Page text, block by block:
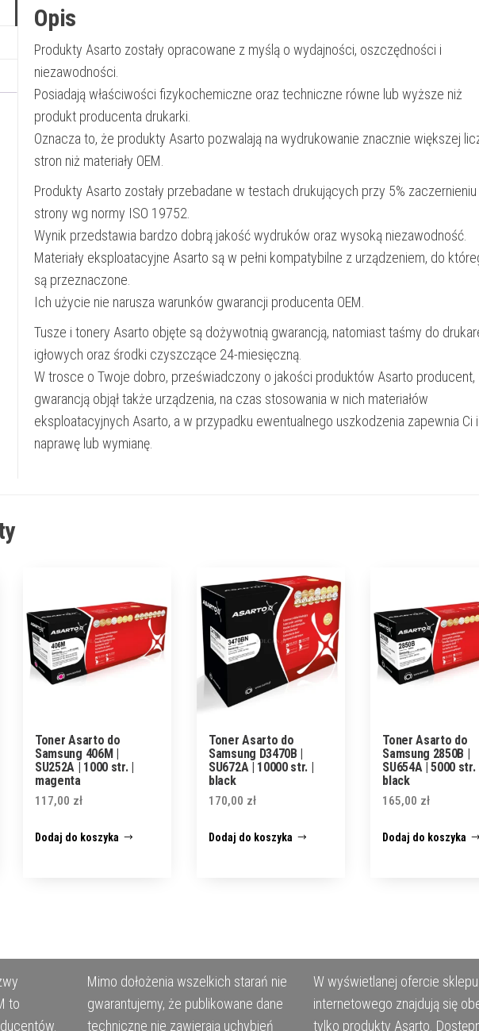
|
Opis
Produkty Asarto zostały opracowane z myślą o wydajności, oszczędności i
niezawodności.
Posiadają właściwości fizykochemiczne oraz techniczne równe lub wyższe niż
produkt producenta drukarki.
Oznacza to, że produkty Asarto pozwalają na wydrukowanie znacznie większej
stron niż materiały OEM.
Produkty Asarto zostały przebadane w testach drukujących przy 5% zaczernieniu
strony wg normy ISO 19752.
Wynik przedstawia bardzo dobrą jakość wydruków oraz wysoką niezawodność.
Materiały eksploatacyjne Asarto są w pełni kompatybilne z urządzeniem, do
są przeznaczone.
Ich użycie nie narusza warunków gwarancji producenta OEM.
Tusze i tonery Asarto objęte są dożywotnią gwarancją, natomiast taśmy do
igłowych oraz środki czyszczące 24-miesięczną.
W trosce o Twoje dobro, przeświadczony o jakości produktów Asarto producent,
gwarancją objął także urządzenia, na czas stosowania w nich materiałów
eksploatacyjnych Asarto, a w przypadku ewentualnego uszkodzenia zapewnia Ci
naprawę lub wymianę.
Toner Asarto do
Samsung 406M |
SU252A | 1000 str. |
magenta
117,00 zł
Dodaj do koszyka
Toner Asarto do
Samsung D3470B |
SU672A | 10000 str. |
black
170,00 zł
Dodaj do koszyka
Toner Asarto do
Samsung 2850B |
SU654A | 5000 str. |
black
165,00 zł
Dodaj do koszyka
to
Mimo dołożenia wszelkich starań nie
gwarantujemy, że publikowane dane
techniczne nie zawierają uchybień
W wyświetlanej ofercie sklepu
internetowego znajdują się
tylko produkty Asarto.